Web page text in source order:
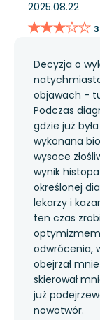
2025.08.22
★★★★★
★★★★★
Decyzja o
objawach -
Podczas
gdzie już
wykonana
wysoce
wynik
określonej
lekarzy i
ten czas
odwrócenia,
obejrzał
skierował
już
nowotwór.